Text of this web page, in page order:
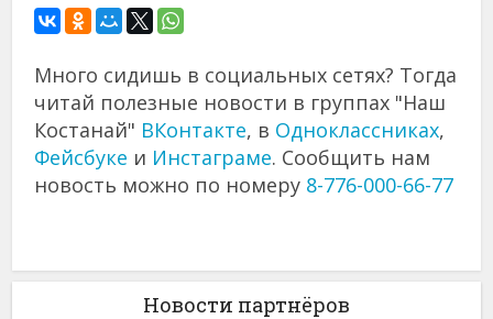
Много сидишь в социальных сетях? Тогда
читай полезные новости в группах "Наш
Костанай" ВКонтакте, в Одноклассниках,
Фейсбуке и Инстаграме. Сообщить нам
новость можно по номеру 8-776-000-66-77
Новости партнёров